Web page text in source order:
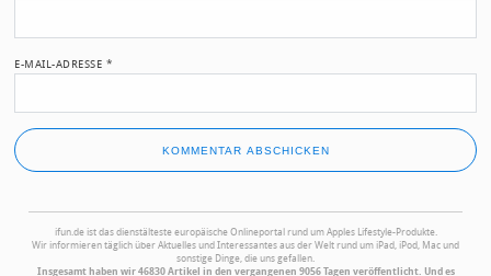
E-MAIL-ADRESSE *
ifun.de ist das dienstälteste europäische Onlineportal rund um Apples Lifestyle-Produkte.
Wir informieren täglich über Aktuelles und Interessantes aus der Welt rund um iPad, iPod, Mac und
sonstige Dinge, die uns gefallen.
Insgesamt haben wir 46830 Artikel in den vergangenen 9056 Tagen veröffentlicht. Und es